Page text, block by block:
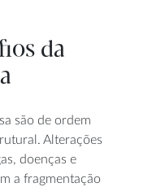
da
são de ordem
Alterações
doenças e
a fragmentação